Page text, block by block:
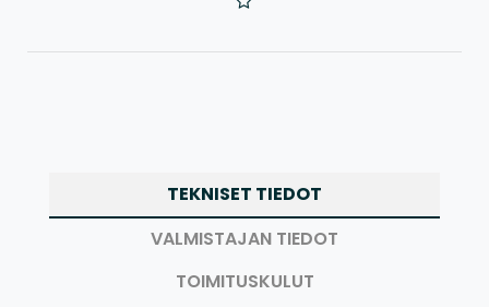
TEKNISET TIEDOT
VALMISTAJAN TIEDOT
TOIMITUSKULUT